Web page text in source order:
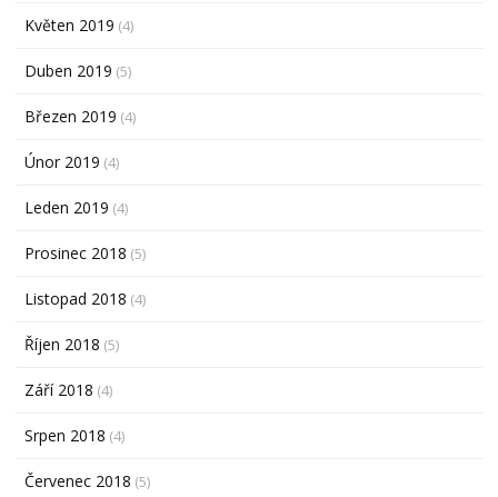
Květen 2019 (4)
Duben 2019 (5)
Březen 2019 (4)
Únor 2019 (4)
Leden 2019 (4)
Prosinec 2018 (5)
Listopad 2018 (4)
Říjen 2018 (5)
Září 2018 (4)
Srpen 2018 (4)
Červenec 2018 (5)